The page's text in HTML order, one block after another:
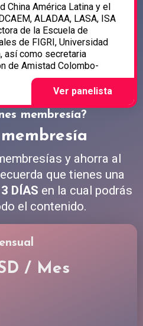
China América Latina y el
ALADAA, LASA, ISA
de la Escuela de
de FIGRI, Universidad
así como secretaria
de Amistad Colombo-
membresía?
y ahorra al
que tienes una
DÍAS en la cual podrás
el contenido.
/ Mes